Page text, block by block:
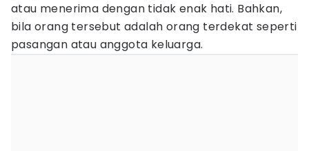
atau menerima dengan tidak enak hati. Bahkan,
bila orang tersebut adalah orang terdekat seperti
pasangan atau anggota keluarga.